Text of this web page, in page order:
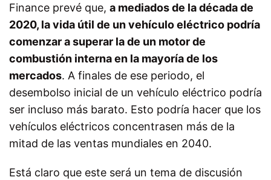
Finance prevé que, a mediados de la década de
2020, la vida útil de un vehículo eléctrico podría
comenzar a superar la de un motor de
combustión interna en la mayoría de los
mercados. A finales de ese periodo, el
desembolso inicial de un vehículo eléctrico podría
ser incluso más barato. Esto podría hacer que los
vehículos eléctricos concentrasen más de la
mitad de las ventas mundiales en 2040.
Está claro que este será un tema de discusión